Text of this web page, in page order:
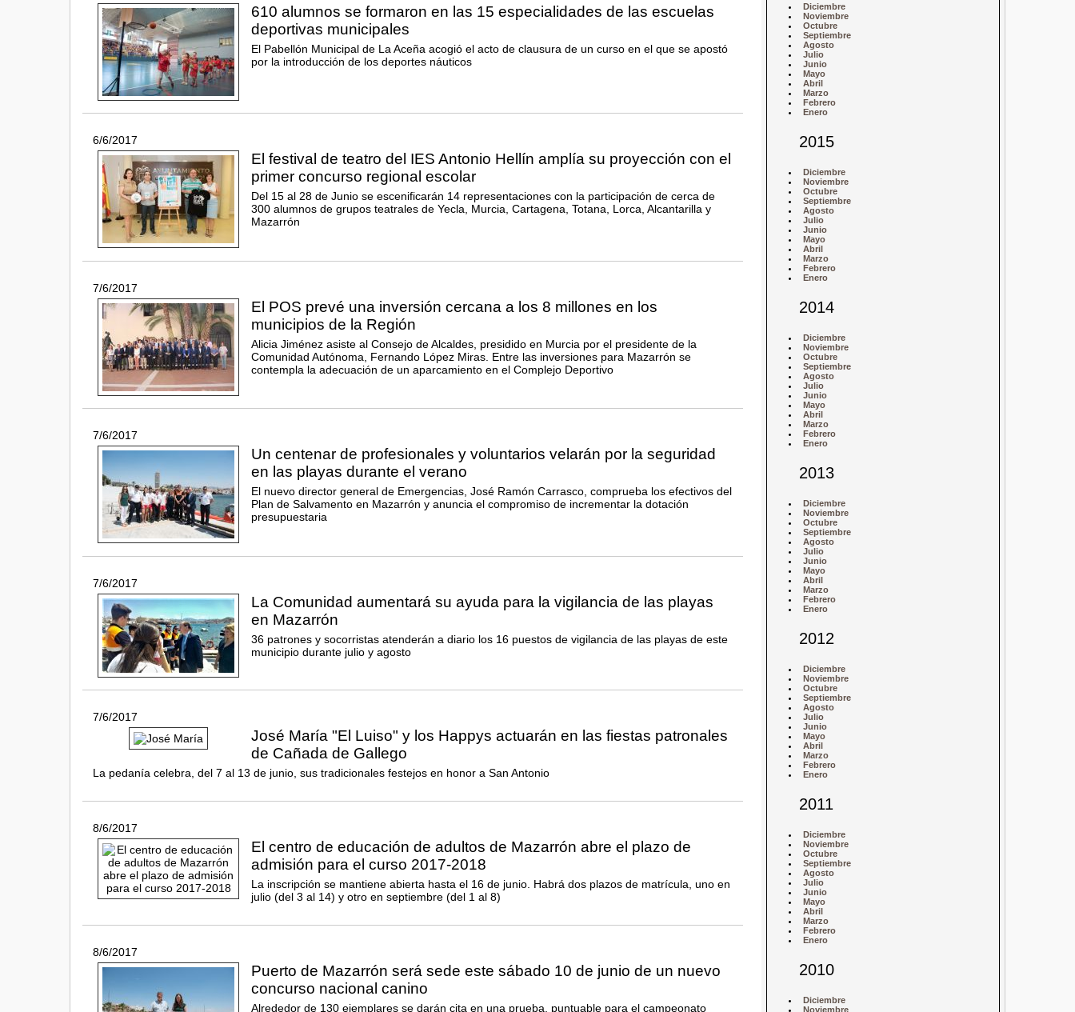
610 alumnos se formaron en las 15 especialidades de las escuelas
deportivas municipales
El Pabellón Municipal de La Aceña acogió el acto de clausura de un curso en el que se apostó
por la introducción de los deportes náuticos
6/6/2017
El festival de teatro del IES Antonio Hellín amplía su proyección con el
primer concurso regional escolar
Del 15 al 28 de Junio se escenificarán 14 representaciones con la participación de cerca de
300 alumnos de grupos teatrales de Yecla, Murcia, Cartagena, Totana, Lorca, Alcantarilla y
Mazarrón
7/6/2017
El POS prevé una inversión cercana a los 8 millones en los
municipios de la Región
Alicia Jiménez asiste al Consejo de Alcaldes, presidido en Murcia por el presidente de la
Comunidad Autónoma, Fernando López Miras. Entre las inversiones para Mazarrón se
contempla la adecuación de un aparcamiento en el Complejo Deportivo
7/6/2017
Un centenar de profesionales y voluntarios velarán por la seguridad
en las playas durante el verano
El nuevo director general de Emergencias, José Ramón Carrasco, comprueba los efectivos del
Plan de Salvamento en Mazarrón y anuncia el compromiso de incrementar la dotación
presupuestaria
7/6/2017
La Comunidad aumentará su ayuda para la vigilancia de las playas
en Mazarrón
36 patrones y socorristas atenderán a diario los 16 puestos de vigilancia de las playas de este
municipio durante julio y agosto
7/6/2017
José María "El Luiso" y los Happys actuarán en las fiestas patronales
de Cañada de Gallego
La pedanía celebra, del 7 al 13 de junio, sus tradicionales festejos en honor a San Antonio
8/6/2017
El centro de educación de adultos de Mazarrón abre el plazo de
admisión para el curso 2017-2018
La inscripción se mantiene abierta hasta el 16 de junio. Habrá dos plazos de matrícula, uno en
julio (del 3 al 14) y otro en septiembre (del 1 al 8)
8/6/2017
Puerto de Mazarrón será sede este sábado 10 de junio de un nuevo
concurso nacional canino
Alrededor de 130 ejemplares se darán cita en una prueba, puntuable para el campeonato
Diciembre
Noviembre
Octubre
Septiembre
Agosto
Julio
Junio
Mayo
Abril
Marzo
Febrero
Enero
2015
Diciembre
Noviembre
Octubre
Septiembre
Agosto
Julio
Junio
Mayo
Abril
Marzo
Febrero
Enero
2014
Diciembre
Noviembre
Octubre
Septiembre
Agosto
Julio
Junio
Mayo
Abril
Marzo
Febrero
Enero
2013
Diciembre
Noviembre
Octubre
Septiembre
Agosto
Julio
Junio
Mayo
Abril
Marzo
Febrero
Enero
2012
Diciembre
Noviembre
Octubre
Septiembre
Agosto
Julio
Junio
Mayo
Abril
Marzo
Febrero
Enero
2011
Diciembre
Noviembre
Octubre
Septiembre
Agosto
Julio
Junio
Mayo
Abril
Marzo
Febrero
Enero
2010
Diciembre
Noviembre